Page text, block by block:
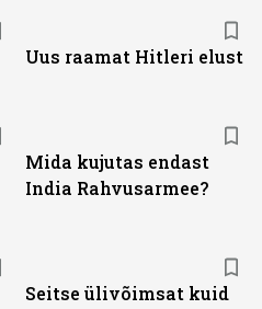
Uus raamat Hitleri elust
Mida kujutas endast
India Rahvusarmee?
Seitse ülivõimsat kuid